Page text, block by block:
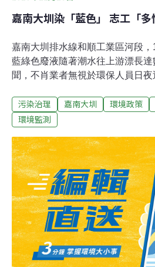
嘉南大圳染「藍色」 志工「多
嘉南大圳排水線和順工業區河段，
藍綠色廢液隨著潮水往上游漂長
聞，不肖業者無視於環保人員日
下，南市和順工業區一帶河段的
子，但最近不肖業者蠢蠢欲動，連
狀。環保局表示，目前河川志工
去的20%降為5％，累計99年至今
處罰31家次，罰款320餘萬元。
污染治理 嘉南大圳 環境政策
環境監測